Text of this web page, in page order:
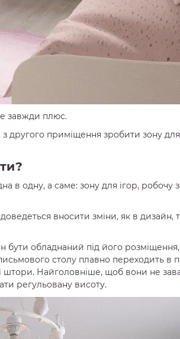
завжди плюс.
другого приміщення зробити зону для
в одну, а саме: зону для ігор, робочу
вносити зміни, як в дизайн,
обладнаний під його
столу плавно переходить в
Найголовніше, щоб вони не
регульовану висоту.